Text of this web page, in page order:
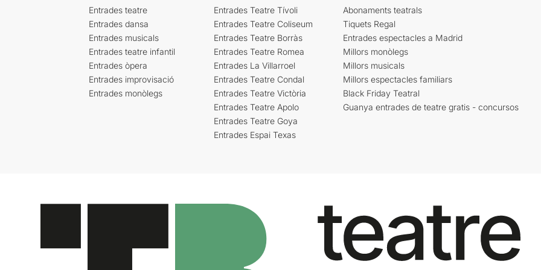
Entrades teatre
Entrades dansa
Entrades musicals
Entrades teatre infantil
Entrades òpera
Entrades improvisació
Entrades monòlegs
Entrades Teatre Tívoli
Entrades Teatre Coliseum
Entrades Teatre Borràs
Entrades Teatre Romea
Entrades La Villarroel
Entrades Teatre Condal
Entrades Teatre Victòria
Entrades Teatre Apolo
Entrades Teatre Goya
Entrades Espai Texas
Abonaments teatrals
Tiquets Regal
Entrades espectacles a Madrid
Millors monòlegs
Millors musicals
Millors espectacles familiars
Black Friday Teatral
Guanya entrades de teatre gratis - concursos